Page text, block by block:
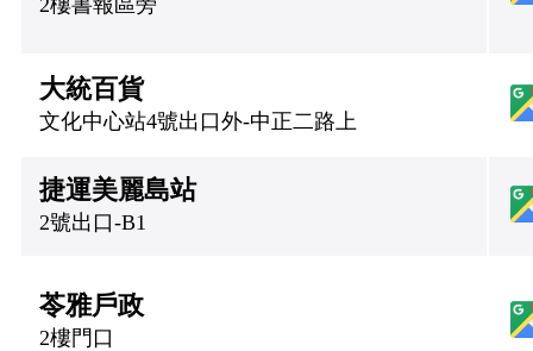
大統百貨
文化中心站4號出口外-中正二路上
捷運美麗島站
2號出口-B1
苓雅戶政
2樓門口